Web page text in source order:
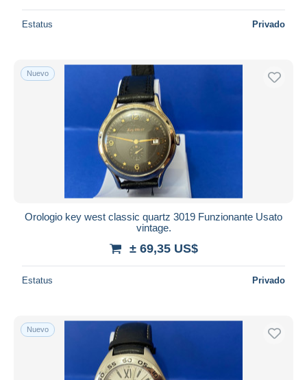
Estatus Privado
Nuevo
Orologio key west classic quartz 3019 Funzionante Usato
vintage.
± 69,35 US$
Estatus Privado
Nuevo